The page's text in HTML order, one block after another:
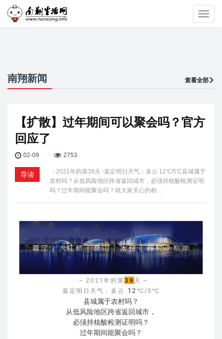
南翔新闻 查看全部
【扩散】过年期间可以聚会吗？官方
回应了
02-09 2753
导读
- 2021年的第39天 -嘉定明日天气：多云 12℃/5℃县城属于
农村吗？从低风险地区跨省返回城市，必须持核酸检测证明
吗？过年期间能聚会吗？就大家关心的相…
– 2021年的第39 天 –
嘉定明日天气：多云 12 ℃/5℃
县城属于农村吗？
从低风险地区跨省返回城市，
必须持核酸检测证明吗？
过年期间能聚会吗？